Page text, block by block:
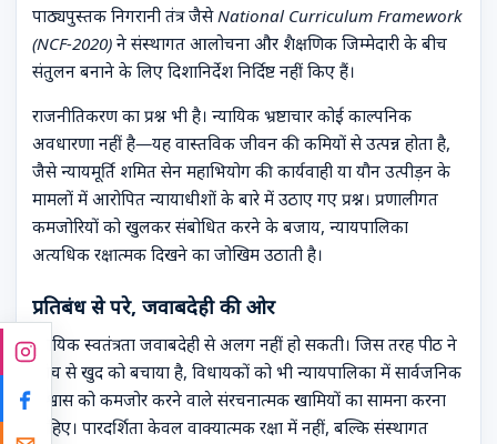
पाठ्यपुस्तक निगरानी तंत्र जैसेNational Curriculum Framework
(NCF-2020) ने संस्थागत आलोचना और शैक्षणिक जिम्मेदारी के बीच
संतुलन बनाने के लिए दिशानिर्देश निर्दिष्ट नहीं किए हैं।
राजनीतिकरण का प्रश्न भी है। न्यायिक भ्रष्टाचार कोई काल्पनिक
अवधारणा नहीं है—यह वास्तविक जीवन की कमियों से उत्पन्न होता है,
जैसे न्यायमूर्ति शमित सेन महाभियोग की कार्यवाही या यौन उत्पीड़न के
मामलों में आरोपित न्यायाधीशों के बारे में उठाए गए प्रश्न। प्रणालीगत
कमजोरियों को खुलकर संबोधित करने के बजाय, न्यायपालिका
अत्यधिक रक्षात्मक दिखने का जोखिम उठाती है।
प्रतिबंध से परे, जवाबदेही की ओर
न्यायिक स्वतंत्रता जवाबदेही से अलग नहीं हो सकती। जिस तरह पीठ ने
जांच से खुद को बचाया है, विधायकों को भी न्यायपालिका में सार्वजनिक
विश्वास को कमजोर करने वाले संरचनात्मक खामियों का सामना करना
चाहिए। पारदर्शिता केवल वाक्यात्मक रक्षा में नहीं, बल्कि संस्थागत